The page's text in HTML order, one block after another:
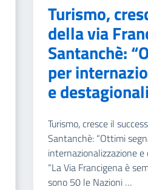
Turismo,
della via
Santanchè:
per
e
Turismo, cresce il
Santanchè: “Ottimi
internazionalizzazione e
“La Via Francigena è
sono 50 le Nazioni …